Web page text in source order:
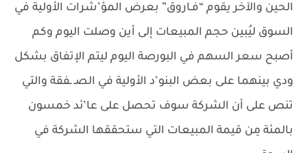
الحين والآخر يقوم “فـاروق” بعرض المؤ’شرات الأولية في
السوق ليُبين حجم المبيعات إلى أين وصلت اليوم وكم
أصبح سعر السهم في البورصة اليوم ليتم الإتفاق بشكل
ودي بينهما على بعض البنو’د الأولية في الصـ ـفقة والتي
تنص على أن الشركة سوف تحصل على عا’ئد خمسون
بالمئة مِن قيمة المبيعات التي ستحققها الشركة في